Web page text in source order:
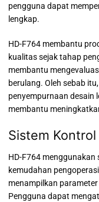
pengguna dapat
lengkap.
HD-F764 membantu
kualitas sejak tahap
membantu
berulang. Oleh sebab
penyempurnaan desain
membantu
Sistem
HD-F764
kemudahan
menampilkan
Pengguna dapat